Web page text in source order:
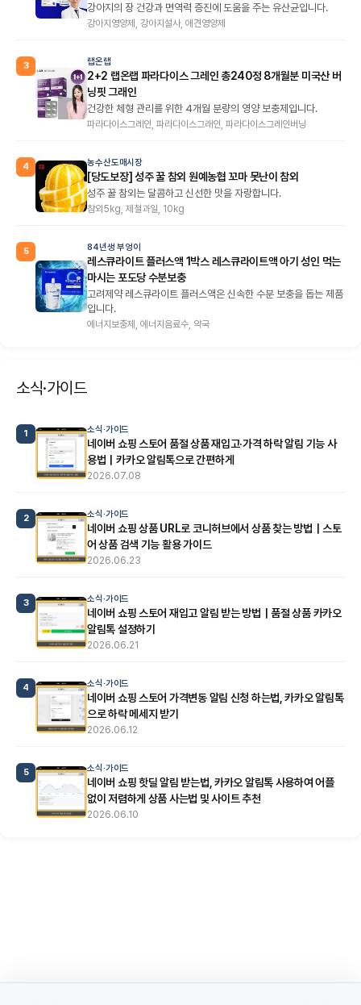
강아지의 장 건강과 면역력 증진에 도움을 주는 유산균입니다.
강아지영양제, 강아지설사, 애견영양제
3 랩온랩
2+2 랩온랩 파라다이스 그레인 총240정 8개월분 미국산 버
닝핏 그래인
건강한 체형 관리를 위한 4개월 분량의 영양 보충제입니다.
파라다이스그레인, 파라다이스그래인, 파라다이스그레인버닝
4 농수산도매시장
[당도보장] 성주 꿀 참외 원예농협 꼬마 못난이 참외
성주 꿀 참외는 달콤하고 신선한 맛을 자랑합니다.
참외5kg, 제철과일, 10kg
5 84년생 부엉이
레스큐라이트 플러스액 1박스 레스큐라이트액 아기 성인 먹는
마시는 포도당 수분보충
고려제약 레스큐라이트 플러스액은 신속한 수분 보충을 돕는 제품
입니다.
에너지보충제, 에너지음료수, 약국
소식·가이드
1 소식·가이드
네이버 쇼핑 스토어 품절 상품 재입고·가격 하락 알림 기능 사
용법｜카카오 알림톡으로 간편하게
2026.07.08
2 소식·가이드
네이버 쇼핑 상품 URL로 코니허브에서 상품 찾는 방법｜스토
어 상품 검색 기능 활용 가이드
2026.06.23
3 소식·가이드
네이버 쇼핑 스토어 재입고 알림 받는 방법｜품절 상품 카카오
알림톡 설정하기
2026.06.21
4 소식·가이드
네이버 쇼핑 스토어 가격변동 알림 신청 하는법, 카카오 알림톡
으로 하락 메세지 받기
2026.06.12
5 소식·가이드
네이버 쇼핑 핫딜 알림 받는법, 카카오 알림톡 사용하여 어플
없이 저렴하게 상품 사는법 및 사이트 추천
2026.06.10